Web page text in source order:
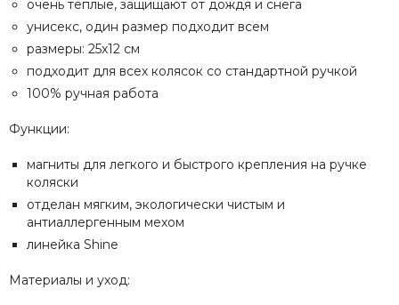
Somelove
Sweet Baby
Swimtrainer
Tutis
Tutti Bambini
UPPAbaby
VTech
Гандылян
Лель
Наследник Выжанова
очень теплые, защищают от дождя и снега
унисекс, один размер подходит всем
размеры: 25x12 см
подходит для всех колясок со стандартной ручкой
100% ручная работа
Функции:
магниты для легкого и быстрого крепления на ручке
коляски
отделан мягким, экологически чистым и
антиаллергенным мехом
линейка Shine
Материалы и уход: